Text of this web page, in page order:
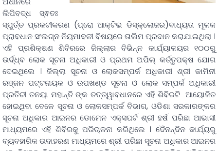
ଲିପିବଦ୍ଧ ସ୍ଵତଃ
ସ୍ପୁର୍ତ୍ତ ପ୍ରକଟୀକରଣ (ପ୍ରୋ ଆକ୍ଟିଭ ଡିସ୍କ୍ଲୋଜର)ବାଧ୍ୟତା ମୂଳକ
ପ୍ରାବଧାନ ସଂଲଗ୍ନ ନିୟମାବଳୀ ବିଷୟରେ ତାଲିମ ପ୍ରଦାନ କରାଯାଇଥିଲା ।
ଏହି ପ୍ରଶିକ୍ଷଣ ଶିବିରରେ ଜିଲ୍ଲାର ବିଭିନ୍ନ କାର୍ଯ୍ୟାଳୟର ୧୦୦ରୁ
ଉର୍ଦ୍ଧ୍ବ ଲୋକ ସୂଚନା ଅଧିକାରୀ ଓ ପ୍ରଥମ ଅପିଲ୍ କର୍ତ୍ତୃପକ୍ଷ ଯୋଗ
ଦେଇଥିଲେ । ଜିଲ୍ଲା ସୂଚନା ଓ ଲୋକସମ୍ପର୍କ ଅଧିକାରୀ ଶ୍ରୀ କାମିନୀ
ରଞ୍ଜନ ପଟ୍ଟନାୟକ ଓ ଉପଖଣ୍ଡ ସୂଚନା ଓ ଲୋକ ସମ୍ପର୍କ ଅଧିକାରୀ
ପ୍ରତିଚୀ ତନୟା ମହାନ୍ତି ଙ୍କ ତତ୍ତ୍ୱାବଧାନରେ ଏହି ଶିବିରଟି ଆୟୋଜିତ
ହୋଇଥିବା ବେଳେ ସୂଚନା ଓ ଲୋକସମ୍ପର୍କ ବିଭାଗ, ଓଡିଶା ସରକାରଙ୍କର
ସୂଚନା ଅଧିକାର ଆଇନର ଡୋମେନ ଏକ୍ସପର୍ଟ ଶ୍ରୀ ହର୍ଷ ପରିଛା ଆଭାସୀ
ମାଧ୍ୟମରେ ଏହି ଶିବିରକୁ ପରିଚାଳନା କରିଥିଲେ । ଦୈନନ୍ଦିନ କାର୍ଯ୍ୟରୁ
ବ୍ୟବହାରିକ ଉଦାହରଣ ମାଧ୍ୟମରେ ଶ୍ରୀ ପରିଛା ସୂଚନା ଅଧିକାର ଆଇନର